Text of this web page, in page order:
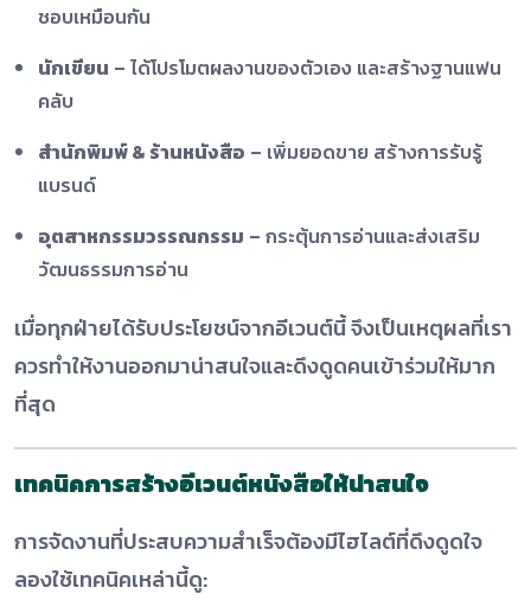
ชอบเหมือนกัน
นักเขียน – ได้โปรโมตผลงานของตัวเอง และสร้างฐานแฟน
คลับ
สำนักพิมพ์ & ร้านหนังสือ – เพิ่มยอดขาย สร้างการรับรู้
แบรนด์
อุตสาหกรรมวรรณกรรม – กระตุ้นการอ่านและส่งเสริม
วัฒนธรรมการอ่าน
เมื่อทุกฝ่ายได้รับประโยชน์จากอีเวนต์นี้ จึงเป็นเหตุผลที่เรา
ควรทำให้งานออกมาน่าสนใจและดึงดูดคนเข้าร่วมให้มาก
ที่สุด
เทคนิคการสร้างอีเวนต์หนังสือให้น่าสนใจ
การจัดงานที่ประสบความสำเร็จต้องมีไฮไลต์ที่ดึงดูดใจ
ลองใช้เทคนิคเหล่านี้ดู: